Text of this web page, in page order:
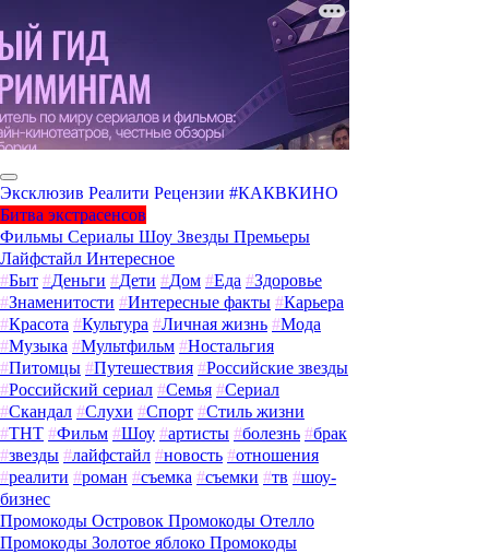
Эксклюзив Реалити Рецензии #КАКВКИНО
Битва экстрасенсов
Фильмы Сериалы Шоу Звезды Премьеры
Лайфстайл Интересное
#Быт #Деньги #Дети #Дом #Еда #Здоровье
#Знаменитости #Интересные факты #Карьера
#Красота #Культура #Личная жизнь #Мода
#Музыка #Мультфильм #Ностальгия
#Питомцы #Путешествия #Российские звезды
#Российский сериал #Семья #Сериал
#Скандал #Слухи #Спорт #Стиль жизни
#ТНТ #Фильм #Шоу #артисты #болезнь #брак
#звезды #лайфстайл #новость #отношения
#реалити #роман #съемка #съемки #тв #шоу-
бизнес
Промокоды Островок Промокоды Отелло
Промокоды Золотое яблоко Промокоды